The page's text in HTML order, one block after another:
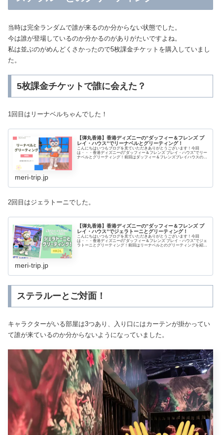
当時は完全ランダムで誰が来るのか分からない状態でした。
今は誰が登場しているのか分かるのがありがたいですよね。
私は並ぶのがめんどくさかったので5枚課金チケットを購入していまし
た。
5枚課金チケットで誰に会えた？
1回目はリーナベルちゃんでした！
【弾丸香港】香港ディズニーの”ダッフィー＆フレンズ プ
レイ・ハウス”でリーナベルとグリーティング！
こんにちはいつもブログを見ていただきありがとうございます！今回
は・・・香港ディズニーの”ダッフィー＆フレンズ プレイ・ハウス”でリー
ナベルとグリーティング！前回はダッフィー＆フレンズプレイハウスの概
meri-trip.jp
2回目はジェラトーニでした。
【弾丸香港】香港ディズニーの”ダッフィー＆フレンズ プ
レイ・ハウス”でジェラトーニとグリーティング！
こんにちはいつもブログを見ていただきありがとうございます！今回
は・・・香港ディズニーの”ダッフィー＆フレンズ プレイ・ハウス”でジェ
ラトーニとグリーティング！前回はリーナベルとのグリーティングを紹介
meri-trip.jp
ステラルーとご対面！
キャラクターがいる部屋は3つあり、入り口にはカーテンが掛かってい
て誰が来ているのか分からないようになっていました。